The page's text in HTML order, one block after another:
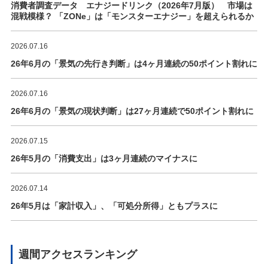
消費者調査データ エナジードリンク（2026年7月版） 市場は
混戦模様？ 「ZONe」は「モンスターエナジー」を超えられるか
2026.07.16
26年6月の「景気の先行き判断」は4ヶ月連続の50ポイント割れに
2026.07.16
26年6月の「景気の現状判断」は27ヶ月連続で50ポイント割れに
2026.07.15
26年5月の「消費支出」は3ヶ月連続のマイナスに
2026.07.14
26年5月は「家計収入」、「可処分所得」ともプラスに
週間アクセスランキング